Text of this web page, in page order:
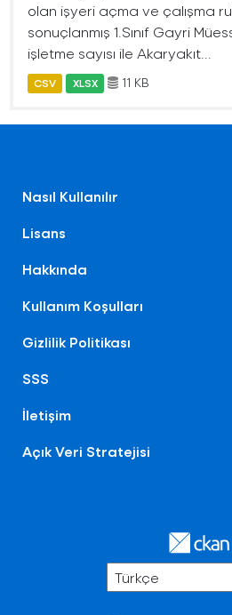
olan işyeri açma ve çalışma
sonuçlanmış 1.Sınıf Gayri
işletme sayısı ile Akaryakıt...
CSV XLSX 11 KB
Nasıl Kullanılır
Lisans
Hakkında
Kullanım Koşulları
Gizlilik Politikası
SSS
İletişim
Açık Veri Stratejisi